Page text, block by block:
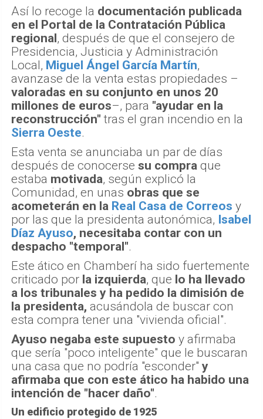
Así lo recoge la documentación publicada
en el Portal de la Contratación Pública
regional, después de que el consejero de
Presidencia, Justicia y Administración
Local, Miguel Ángel García Martín,
avanzase de la venta estas propiedades –
valoradas en su conjunto en unos 20
millones de euros–, para "ayudar en la
reconstrucción" tras el gran incendio en la
Sierra Oeste.
Esta venta se anunciaba un par de días
después de conocerse su compra que
estaba motivada, según explicó la
Comunidad, en unas obras que se
acometerán en la Real Casa de Correos y
por las que la presidenta autonómica, Isabel
Díaz Ayuso, necesitaba contar con un
despacho "temporal".
Este ático en Chamberí ha sido fuertemente
criticado por la izquierda, que lo ha llevado
a los tribunales y ha pedido la dimisión de
la presidenta, acusándola de buscar con
esta compra tener una "vivienda oficial".
Ayuso negaba este supuesto y afirmaba
que sería "poco inteligente" que le buscaran
una casa que no podría "esconder" y
afirmaba que con este ático ha habido una
intención de "hacer daño".
Un edificio protegido de 1925